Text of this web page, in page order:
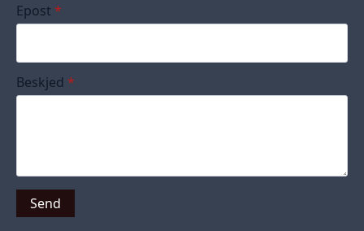
Epost *
Beskjed *
Send